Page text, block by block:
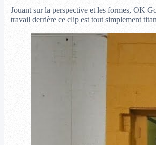
Jouant sur la perspective et les formes, OK
travail derrière ce clip est tout simplement